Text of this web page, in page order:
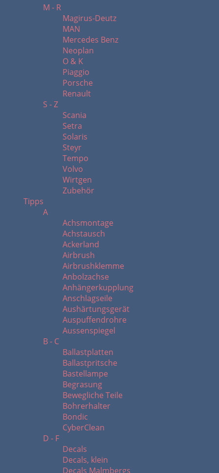
M - R
Magirus-Deutz
MAN
Mercedes Benz
Neoplan
O & K
Piaggio
Porsche
Renault
S - Z
Scania
Setra
Solaris
Steyr
Tempo
Volvo
Wirtgen
Zubehör
Tipps
A
Achsmontage
Achstausch
Ackerland
Airbrush
Airbrushklemme
Anbolzachse
Anhängerkupplung
Anschlagseile
Aushärtungsgerät
Auspuffendrohre
Aussenspiegel
B - C
Ballastplatten
Ballastpritsche
Bastellampe
Begrasung
Bewegliche Teile
Bohrerhalter
Bondic
CyberClean
D - F
Decals
Decals, klein
Decals Malmbergs